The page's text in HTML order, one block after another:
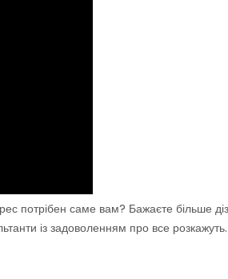
потрібен саме вам? Бажаєте більше
із задоволенням про все